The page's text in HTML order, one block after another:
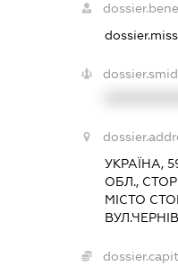
УКРАЇНА,
ОБЛ.,
МІСТО